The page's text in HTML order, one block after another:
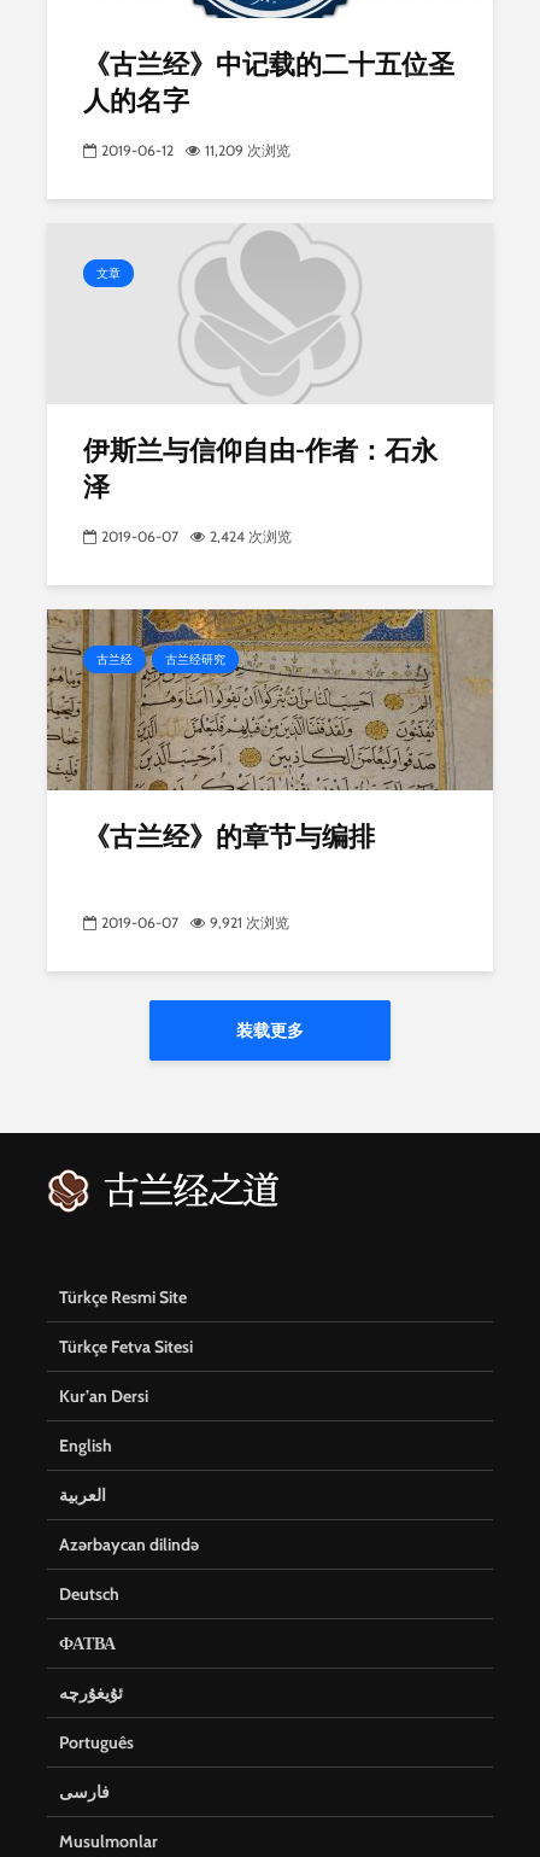
《古兰经》中记载的二十五位圣
人的名字
2019-06-12 11,209 次浏览
文章
伊斯兰与信仰自由-作者：石永
泽
2019-06-07 2,424 次浏览
古兰经 古兰经研究
《古兰经》的章节与编排
2019-06-07 9,921 次浏览
装载更多
Türkçe Resmi Site
Türkçe Fetva Sitesi
Kur’an Dersi
English
العربية
Azərbaycan dilində
Deutsch
ФАТВА
ئۇيغۇرچە
Português
فارسی
Musulmonlar